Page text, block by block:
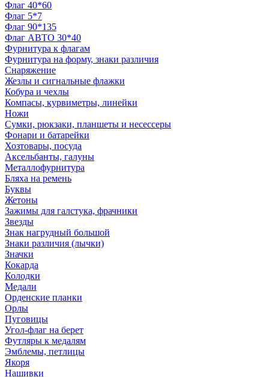
Флаг 40*60
Флаг 5*7
Флаг 90*135
Флаг АВТО 30*40
Фурнитура к флагам
Фурнитура на форму, знаки различия
Снаряжение
Жезлы и сигнальные флажки
Кобура и чехлы
Компасы, курвиметры, линейки
Ножи
Сумки, рюкзаки, планшеты и несессеры
Фонари и батарейки
Хозтовары, посуда
Аксельбанты, галуны
Металлофурнитура
Бляха на ремень
Буквы
Жетоны
Зажимы для галстука, фрачники
Звезды
Знак нагрудный большой
Знаки различия (лычки)
Значки
Кокарда
Колодки
Медали
Орденские планки
Орлы
Пуговицы
Угол-флаг на берет
Футляры к медалям
Эмблемы, петлицы
Якоря
Нашивки